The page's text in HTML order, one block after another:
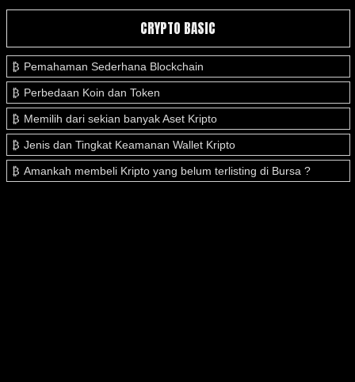
CRYPTO BASIC
Pemahaman Sederhana Blockchain
Perbedaan Koin dan Token
Memilih dari sekian banyak Aset Kripto
Jenis dan Tingkat Keamanan Wallet Kripto
Amankah membeli Kripto yang belum terlisting di Bursa ?